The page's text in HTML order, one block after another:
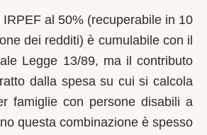
al 50% (recuperabile in 10
dei redditi) è cumulabile con il
Legge 13/89, ma il contributo
dalla spesa su cui si calcola
famiglie con persone disabili a
questa combinazione è spesso